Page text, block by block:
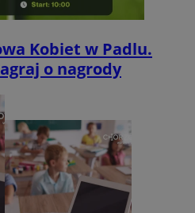
Kobiet w Padlu.
o nagrody